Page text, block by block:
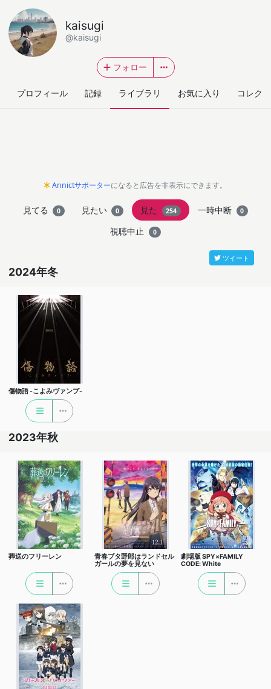
kaisugi
@kaisugi
フォロー
プロフィール 記録 ライブラリ お気に入り コレク
Annictサポーターになると広告を非表示にできます。
見てる 0 見たい 0 見た 254 一時中断 0
視聴中止 0
ツイート
2024年冬
傷物語 -こよみヴァンプ-
2023年秋
葬送のフリーレン
青春ブタ野郎はランドセル
ガールの夢を見ない
劇場版 SPY×FAMILY
CODE: White